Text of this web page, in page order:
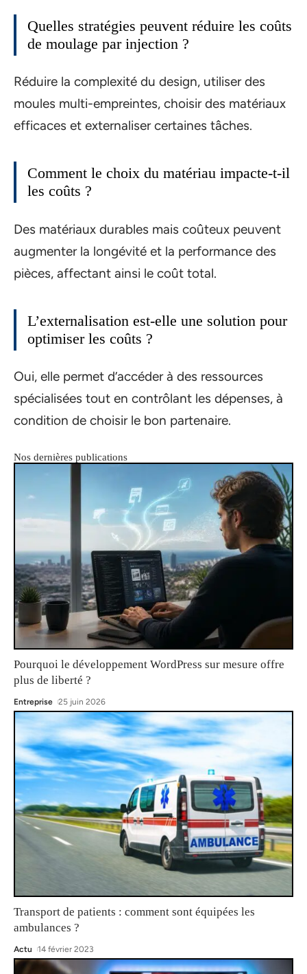
Quelles stratégies peuvent réduire les coûts
de moulage par injection ?
Réduire la complexité du design, utiliser des
moules multi-empreintes, choisir des matériaux
efficaces et externaliser certaines tâches.
Comment le choix du matériau impacte-t-il
les coûts ?
Des matériaux durables mais coûteux peuvent
augmenter la longévité et la performance des
pièces, affectant ainsi le coût total.
L’externalisation est-elle une solution pour
optimiser les coûts ?
Oui, elle permet d’accéder à des ressources
spécialisées tout en contrôlant les dépenses, à
condition de choisir le bon partenaire.
Nos dernières publications
Pourquoi le développement WordPress sur mesure offre
plus de liberté ?
Entreprise 25 juin 2026
Transport de patients : comment sont équipées les
ambulances ?
Actu 14 février 2023